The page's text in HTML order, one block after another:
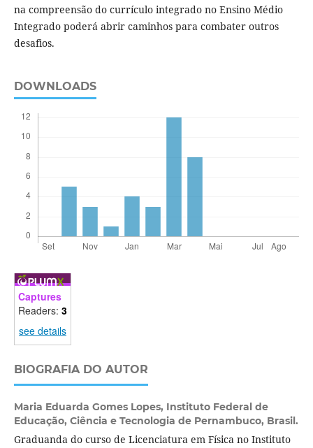
na compreensão do currículo integrado no Ensino Médio
Integrado poderá abrir caminhos para combater outros
desafios.
DOWNLOADS
Captures
Readers: 3
see details
BIOGRAFIA DO AUTOR
Maria Eduarda Gomes Lopes, Instituto Federal de
Educação, Ciência e Tecnologia de Pernambuco, Brasil.
Graduanda do curso de Licenciatura em Física no Instituto